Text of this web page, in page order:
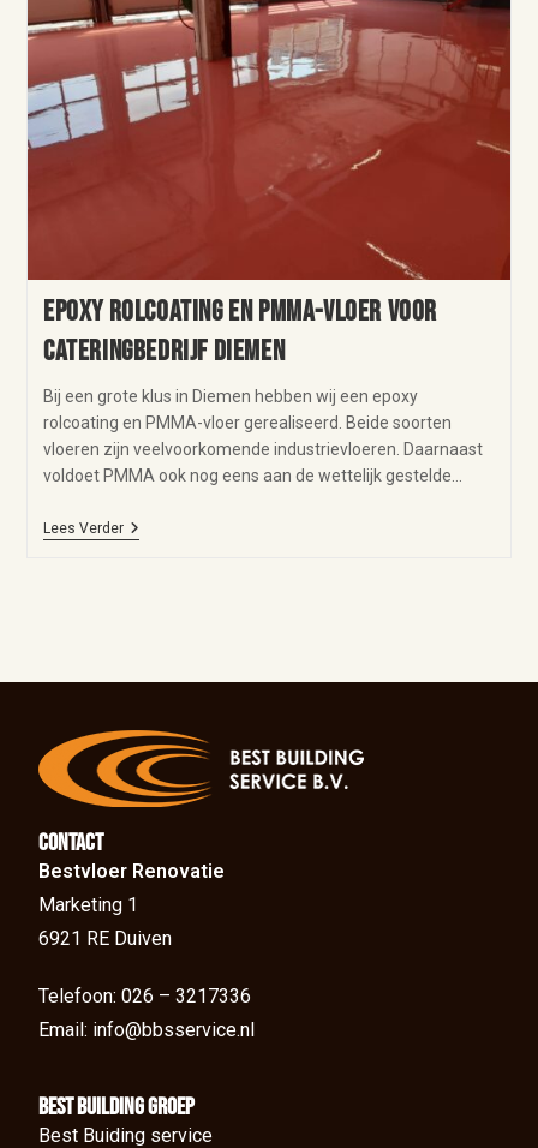
Epoxy rolcoating en PMMA-vloer voor
cateringbedrijf Diemen
Bij een grote klus in Diemen hebben wij een epoxy
rolcoating en PMMA-vloer gerealiseerd. Beide soorten
vloeren zijn veelvoorkomende industrievloeren. Daarnaast
voldoet PMMA ook nog eens aan de wettelijk gestelde…
Lees Verder
Contact
Bestvloer Renovatie
Marketing 1
6921 RE Duiven
Telefoon: 026 – 3217336
Email: info@bbsservice.nl
BEst Building groep
Best Buiding service